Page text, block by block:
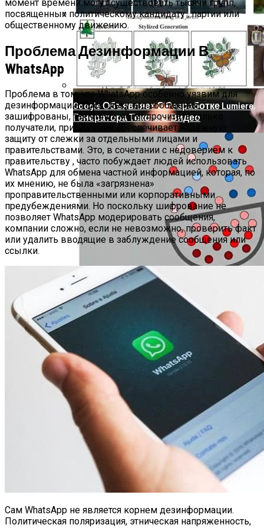
Продолжение Сериала «Счастливы
Вместе»: Когда Выйдет, Кто Из Актёров
Будет Играть, Как Сложилась Судьба
Артистов
Как Состояние Сына Михаила
Ефремова, Который Выпал Из Окна
Google Объявляет О Разработке Lumiere,
Генератора Текста В Видео
Ученые-Компьютерщики Изобрели
Простой Метод Ускорения Очистки
Кэша
момент времени могут существовать тысячи групп,
посвященных политическому кандидату , партии или
общественному движению.
Проблема Дезинформации В
WhatsApp
Проблема в том, что WhatsApp особенно уязвим для
дезинформации. Поскольку его сообщения
зашифрованы, так что их могут прочитать только
получатели, приложение обеспечивает надежную
защиту от слежки за отдельными лицами и
правительствами. Это, в сочетании с недоверием к
правительству , часто побуждает людей использовать
WhatsApp для обмена частной информацией, которая, по
их мнению, не была «загрязнена»
проправительственными или корпоративными
предубеждениями. Но поскольку шифрование не
позволяет WhatsApp модерировать сообщения,
компании сложно, если не невозможно, проверить факт
или удалить вводящие в заблуждение сообщения или
ссылки.
Сам WhatsApp не является корнем дезинформации.
Политическая поляризация, этническая напряженность,